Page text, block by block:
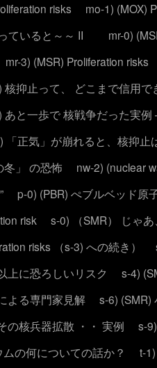
risks
mo-1) (MOX)
ていると～～ II
mr-0)
mr-3) (MSR) Proliferation risks
核抑止って、 どこまで信用で
あと一歩で 核戦争だった実例
「正気」が崩れると、核抑止
冬」 の恐怖
nw-2) (nuclear
p-0) (PBR) ぺブルベッド原
risk
s-0) （SMR） じゃ
risks （s-3) への続き）
上に恐ろしいリスク
s-4)
よる専門家見解
s-6) (SMR)
の核兵器拡散 ・・ 実例
s-
の何についての話か？
t-